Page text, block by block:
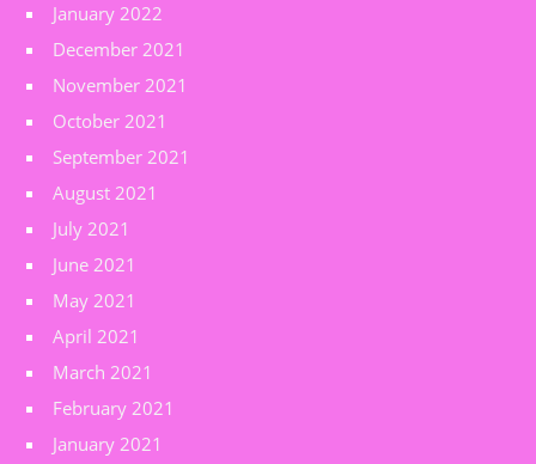
January 2022
December 2021
November 2021
October 2021
September 2021
August 2021
July 2021
June 2021
May 2021
April 2021
March 2021
February 2021
January 2021